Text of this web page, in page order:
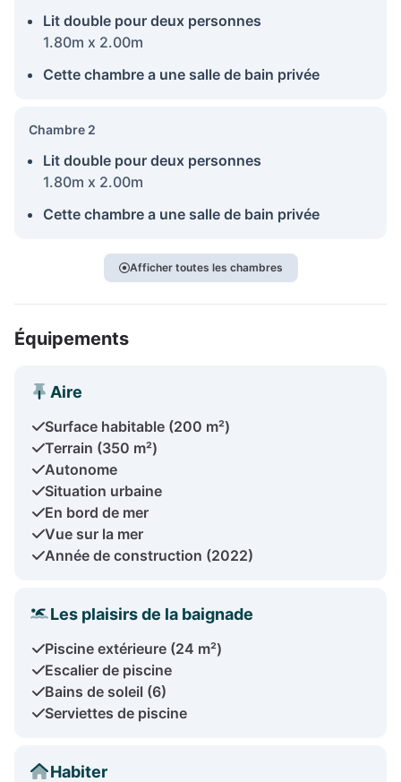
Lit double pour deux personnes
1.80m x 2.00m
Cette chambre a une salle de bain privée
Chambre 2
Lit double pour deux personnes
1.80m x 2.00m
Cette chambre a une salle de bain privée
Afficher toutes les chambres
Équipements
Aire
Surface habitable (200 m²)
Terrain (350 m²)
Autonome
Situation urbaine
En bord de mer
Vue sur la mer
Année de construction (2022)
Les plaisirs de la baignade
Piscine extérieure (24 m²)
Escalier de piscine
Bains de soleil (6)
Serviettes de piscine
Habiter